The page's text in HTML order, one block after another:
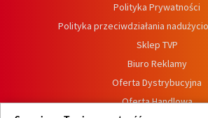
Polityka Prywatności
Polityka przeciwdziałania
Sklep TVP
Biuro Reklamy
Oferta Dystrybucyjna
Oferta Handlowa